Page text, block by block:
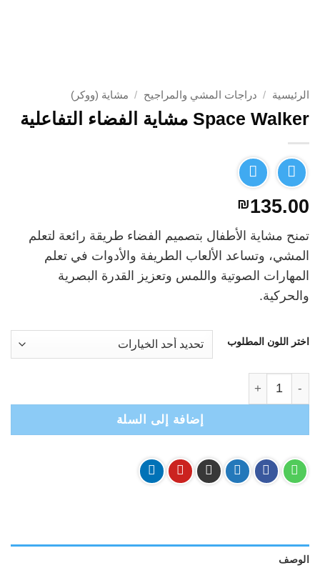
الرئيسية / دراجات المشي والمراجيح / مشاية (ووكر)
Space Walker مشاية الفضاء التفاعلية
₪135.00
تمنح مشاية الأطفال بتصميم الفضاء طريقة رائعة لتعلم
المشي، وتساعد الألعاب الطريفة والأدوات في تعلم
المهارات الصوتية واللمس وتعزيز القدرة البصرية
والحركية.
اختر اللون المطلوب
إضافة إلى السلة
الوصف